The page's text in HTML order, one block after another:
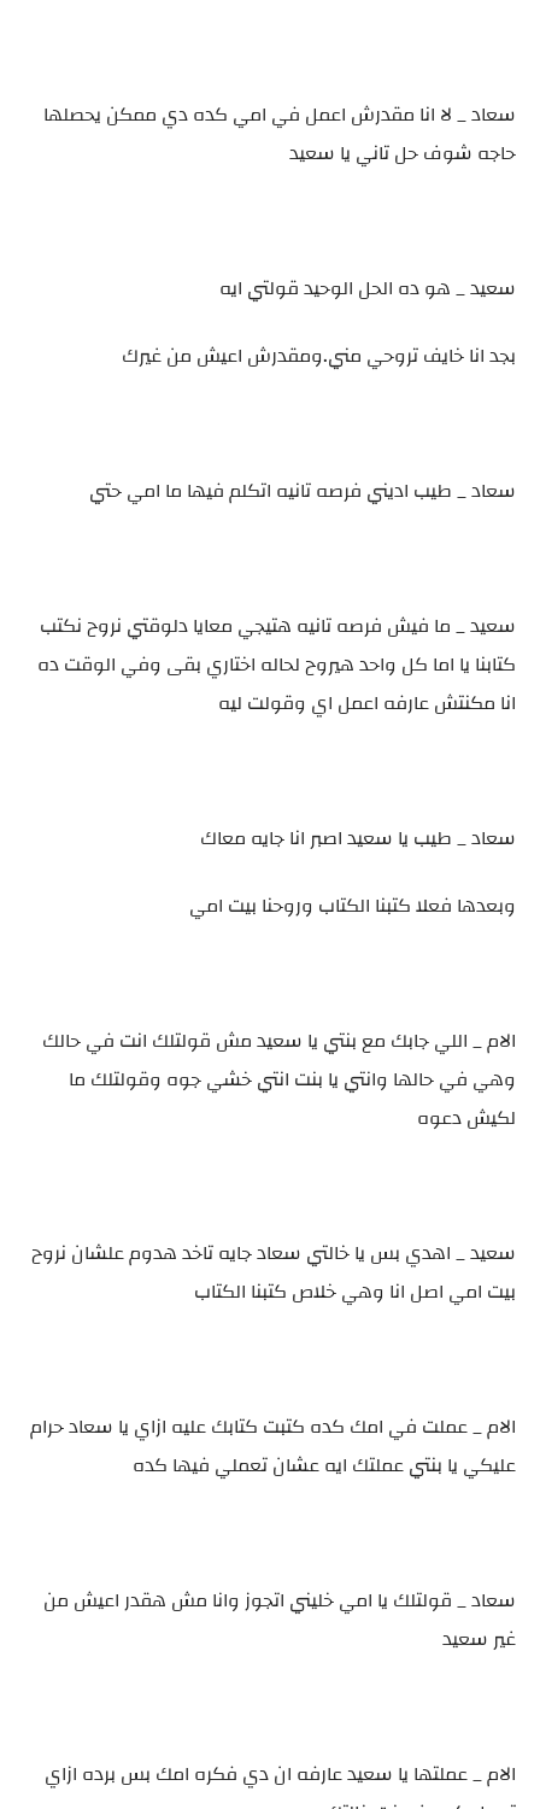
سعاد _ لا انا مقدرش اعمل في امي كده دي ممكن يحصلها
حاجه شوف حل تاني يا سعيد
سعيد _ هو ده الحل الوحيد قولتي ايه
بجد انا خايف تروحي مني.ومقدرش اعيش من غيرك
سعاد _ طيب اديني فرصه تانيه اتكلم فيها ما امي حتي
سعيد _ ما فيش فرصه تانيه هتيجي معايا دلوقتي نروح نكتب
كتابنا يا اما كل واحد هيروح لحاله اختاري بقى وفي الوقت ده
انا مكنتش عارفه اعمل اي وقولت ليه
سعاد _ طيب يا سعيد اصبر انا جايه معاك
وبعدها فعلا كتبنا الكتاب وروحنا بيت امي
الام _ اللي جابك مع بنتي يا سعيد مش قولتلك انت في حالك
وهي في حالها وانتي يا بنت انتي خشي جوه وقولتلك ما
لكيش دعوه
سعيد _ اهدي بس يا خالتي سعاد جايه تاخد هدوم علشان نروح
بيت امي اصل انا وهي خلاص كتبنا الكتاب
الام _ عملت في امك كده كتبت كتابك عليه ازاي يا سعاد حرام
عليكي يا بنتي عملتك ايه عشان تعملي فيها كده
سعاد _ قولتلك يا امي خليني اتجوز وانا مش هقدر اعيش من
غير سعيد
الام _ عملتها يا سعيد عارفه ان دي فكره امك بس برده ازاي